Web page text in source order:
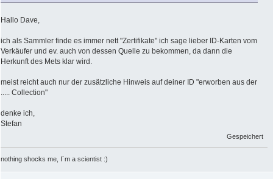
Hallo Dave,
ich als Sammler finde es immer nett "Zertifikate" ich sage lieber ID-Karten vom
Verkäufer und ev. auch von dessen Quelle zu bekommen, da dann die
Herkunft des Mets klar wird.
meist reicht auch nur der zusätzliche Hinweis auf deiner ID "erworben aus der
..... Collection"
denke ich,
Stefan
Gespeichert
nothing shocks me, I´m a scientist :)